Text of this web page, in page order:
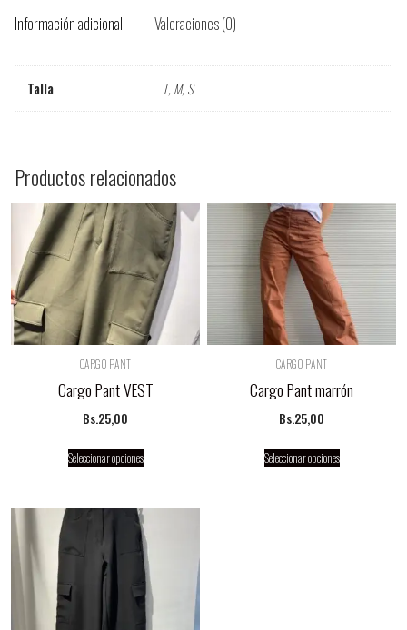
Información adicional Valoraciones (0)
Talla L, M, S
Productos relacionados
CARGO PANT
Cargo Pant VEST
Bs.25,00
Seleccionar opciones
CARGO PANT
Cargo Pant marrón
Bs.25,00
Seleccionar opciones